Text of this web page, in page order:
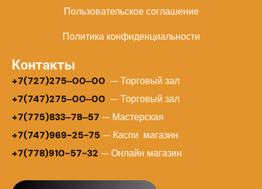
Пользовательское соглашение
Политика конфиденциальности
Контакты
+7(727)275‒00‒00 — Торговый зал
+7(747)275‒00‒00 — Торговый зал
+7(775)833‒78‒57 — Мастерская
+7(747)969-25-75 — Каспи магазин
+7(778)910-57-32 — Онлайн магазин